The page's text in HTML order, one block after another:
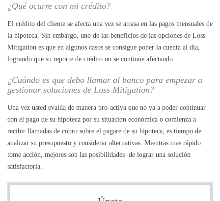
¿Qué ocurre con mi crédito?
El crédito del cliente se afecta una vez se atrasa en las pagos mensuales de
la hipoteca. Sin embargo, uno de las beneficios de las opciones de Loss
Mitigation es que en algunos casos se consigue poner la cuenta al día,
logrando que su reporte de crédito no se continue afectando.
¿Cuándo es que debo llamar al banco para empezar a
gestionar soluciones de Loss Mitigation?
Una vez usted evalúa de manera pro-activa que no va a poder continuar
con el pago de su hipoteca por su situación económica o comienza a
recibir llamadas de cobro sobre el pagare de su hipoteca, es tiempo de
analizar su presupuesto y considerar alternativas. Mientras mas rápido
tome acción, mejores son las posibilidades de lograr una solución
satisfactoria.